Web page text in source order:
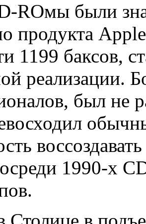
ROмы были
продукта
1199 баксов,
реализации.
был не
1990-х